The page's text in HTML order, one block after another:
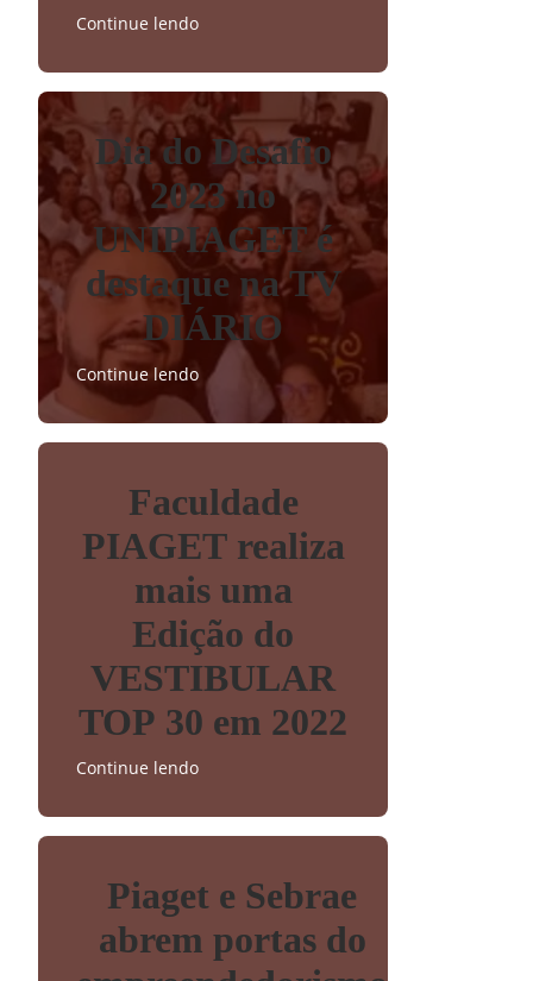
Continue lendo
Dia do Desafio
2023 no
UNIPIAGET é
destaque na TV
DIÁRIO
Continue lendo
Faculdade
PIAGET realiza
mais uma
Edição do
VESTIBULAR
TOP 30 em 2022
Continue lendo
Piaget e Sebrae
abrem portas do